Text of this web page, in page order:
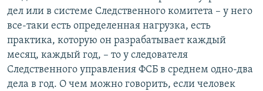
дел или в системе Следственного комитета – у него
все-таки есть определенная нагрузка, есть
практика, которую он разрабатывает каждый
месяц, каждый год, – то у следователя
Следственного управления ФСБ в среднем одно-два
дела в год. О чем можно говорить, если человек